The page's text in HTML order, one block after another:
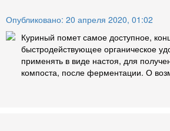
Опубликовано: 20 апреля 2020, 01:02
Куриный помет самое доступное,
быстродействующее органическое
применять в виде настоя, для
компоста, после ферментации. О